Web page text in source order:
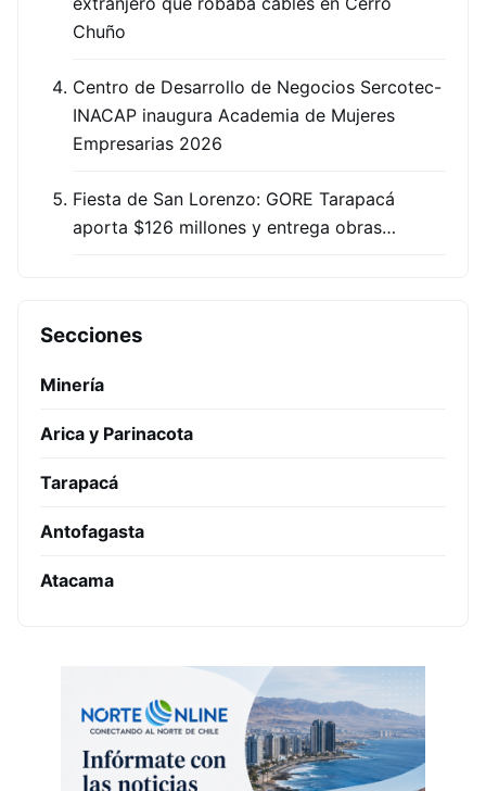
Chuño
Centro de Desarrollo de Negocios Sercotec-
INACAP inaugura Academia de Mujeres
Empresarias 2026
Fiesta de San Lorenzo: GORE Tarapacá
aporta $126 millones y entrega obras…
Secciones
Minería
Arica y Parinacota
Tarapacá
Antofagasta
Atacama